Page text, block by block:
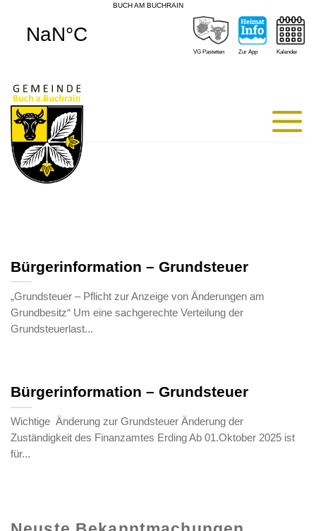
BUCH AM BUCHRAIN
VG Pastetten Zur App Kalender
Bürgerinformation – Grundsteuer
„Grundsteuer – Pflicht zur Anzeige von Änderungen am
Grundbesitz“ Um eine sachgerechte Verteilung der
Grundsteuerlast...
Bürgerinformation – Grundsteuer
Wichtige Änderung zur Grundsteuer Änderung der
Zuständigkeit des Finanzamtes Erding Ab 01.Oktober 2025 ist
für...